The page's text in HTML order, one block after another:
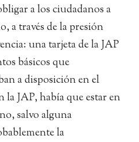
a los ciudadanos a
a través de la presión
una tarjeta de la JAP
básicos que
a disposición en el
la JAP, había que estar en
salvo alguna
la